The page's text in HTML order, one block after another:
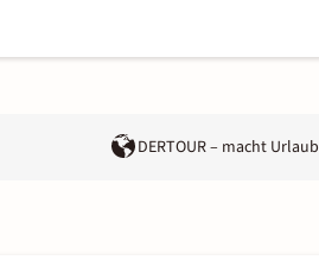
DERTOUR – macht Urlaub